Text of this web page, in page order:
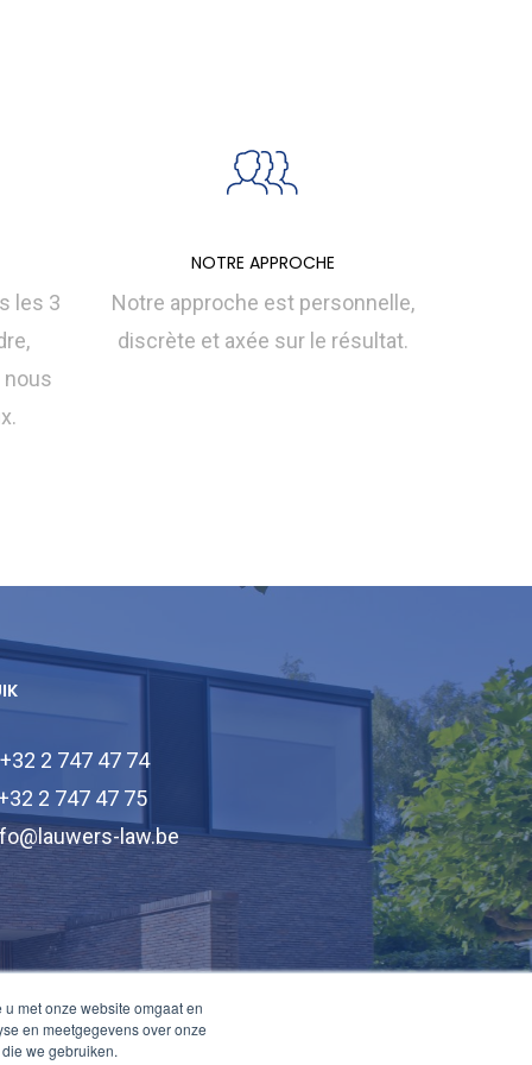
met onze website omgaat en
en meetgegevens over onze
we gebruiken.
les 3
nous
NOTRE APPROCHE
Notre approche est personnelle,
discrète et axée sur le résultat.
2 747 47 74
2 747 47 75
law.be